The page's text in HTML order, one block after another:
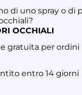
di uno spray o di
OCCHIALI
gratuita per
entro 14 giorni